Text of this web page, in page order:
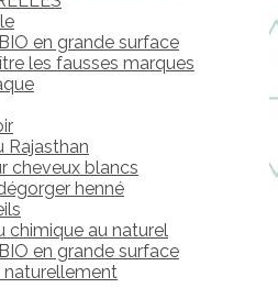
en grande surface
les fausses marques
Rajasthan
cheveux blancs
henné
chimique au naturel
en grande surface
naturellement